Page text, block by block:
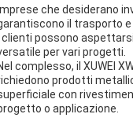
che desiderano
il trasporto
clienti possono
per vari progetti.
complesso, il XUWEI
prodotti
con
o applicazione.